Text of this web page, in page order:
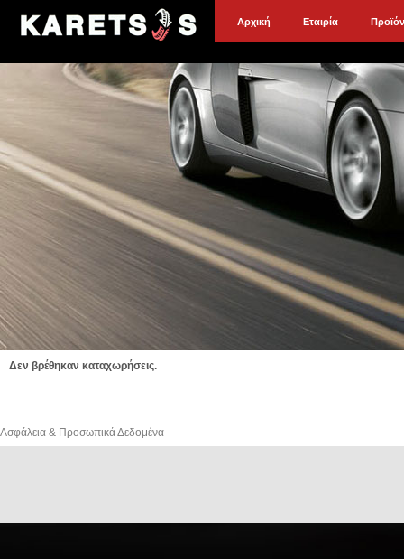
Αρχική Εταιρία
Δεν βρέθηκαν καταχωρήσεις.
Ασφάλεια & Προσωπικά Δεδομένα